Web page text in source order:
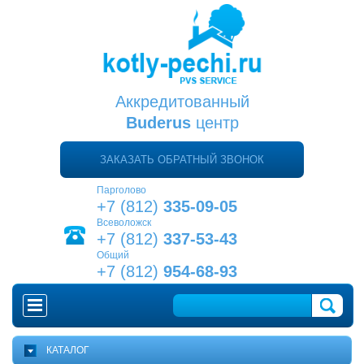
Аккредитованный
Buderusцентр
ЗАКАЗАТЬ ОБРАТНЫЙ ЗВОНОК
Парголово
+7 (812) 335-09-05
Всеволожск
+7 (812) 337-53-43
Общий
+7 (812) 954-68-93
ГЛАВНАЯ
КАТАЛОГ